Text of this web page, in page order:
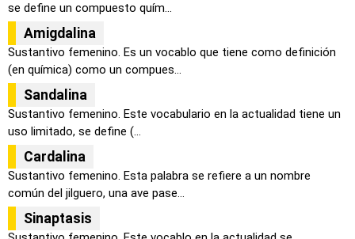
se define un compuesto quím...
Amigdalina
Sustantivo femenino. Es un vocablo que tiene como definición
(en química) como un compues...
Sandalina
Sustantivo femenino. Este vocabulario en la actualidad tiene un
uso limitado, se define (...
Cardalina
Sustantivo femenino. Esta palabra se refiere a un nombre
común del jilguero, una ave pase...
Sinaptasis